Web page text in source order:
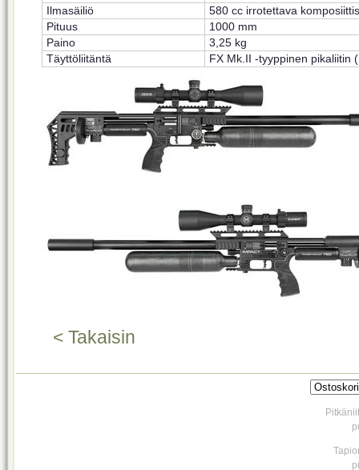
Ilmasäiliö
580 cc irrotettava
Pituus
1000 mm
Paino
3,25 kg
Täyttöliitäntä
FX Mk.II -tyyppinen pikaliitin
< Takaisin